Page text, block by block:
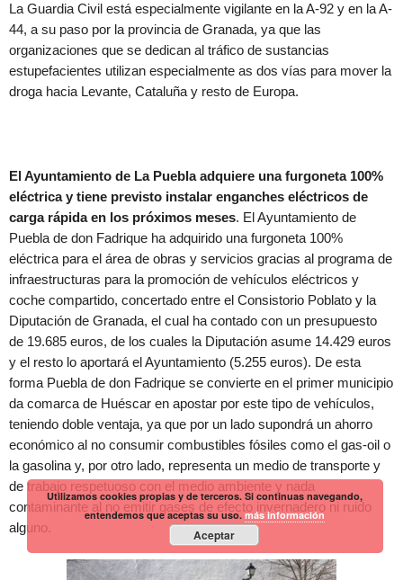
La Guardia Civil está especialmente vigilante en la A-92 y en la A-
44, a su paso por la provincia de Granada, ya que las
organizaciones que se dedican al tráfico de sustancias
estupefacientes utilizan especialmente as dos vías para mover la
droga hacia Levante, Cataluña y resto de Europa.
El Ayuntamiento de La Puebla adquiere una furgoneta 100%
eléctrica y tiene previsto instalar enganches eléctricos de
carga rápida en los próximos meses. El Ayuntamiento de
Puebla de don Fadrique ha adquirido una furgoneta 100%
eléctrica para el área de obras y servicios gracias al programa de
infraestructuras para la promoción de vehículos eléctricos y
coche compartido, concertado entre el Consistorio Poblato y la
Diputación de Granada, el cual ha contado con un presupuesto
de 19.685 euros, de los cuales la Diputación asume 14.429 euros
y el resto lo aportará el Ayuntamiento (5.255 euros). De esta
forma Puebla de don Fadrique se convierte en el primer municipio
da comarca de Huéscar en apostar por este tipo de vehículos,
teniendo doble ventaja, ya que por un lado supondrá un ahorro
económico al no consumir combustibles fósiles como el gas-oil o
la gasolina y, por otro lado, representa un medio de transporte y
de trabajo respetuoso con el medio ambiente y nada
contaminante al no emitir gases de efecto invernadero ni ruido
alguno.
Utilizamos cookies propias y de terceros. Si continuas navegando,
entendemos que aceptas su uso.más información
Aceptar